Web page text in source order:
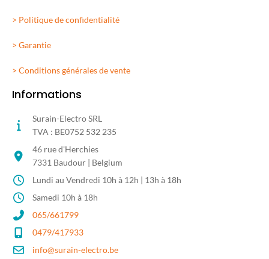
> Politique de confidentialité
> Garantie
> Conditions générales de vente
Informations
Surain-Electro SRL
TVA : BE0752 532 235
46 rue d'Herchies
7331 Baudour | Belgium
Lundi au Vendredi 10h à 12h | 13h à 18h
Samedi 10h à 18h
065/661799
0479/417933
info@surain-electro.be